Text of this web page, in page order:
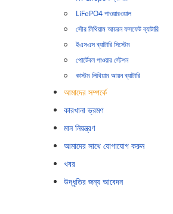
LiFePO4 পাওয়ারওয়াল
সৌর লিথিয়াম আয়রন ফসফেট ব্যাটারি
ইএসএস ব্যাটারি সিস্টেম
পোর্টেবল পাওয়ার স্টেশন
কাস্টম লিথিয়াম আয়ন ব্যাটারি
আমাদের সম্পর্কে
কারখানা ভ্রমণ
মান নিয়ন্ত্রণ
আমাদের সাথে যোগাযোগ করুন
খবর
উদ্ধৃতির জন্য আবেদন